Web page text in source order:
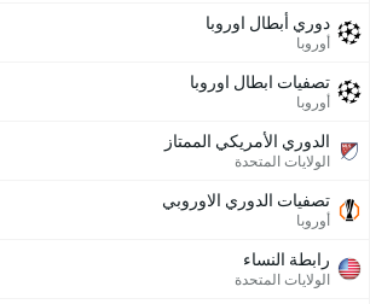
دوري أبطال اوروبا
أوروبا
تصفيات ابطال اوروبا
أوروبا
الدوري الأمريكي الممتاز
الولايات المتحدة
تصفيات الدوري الاوروبي
أوروبا
رابطة النساء
الولايات المتحدة